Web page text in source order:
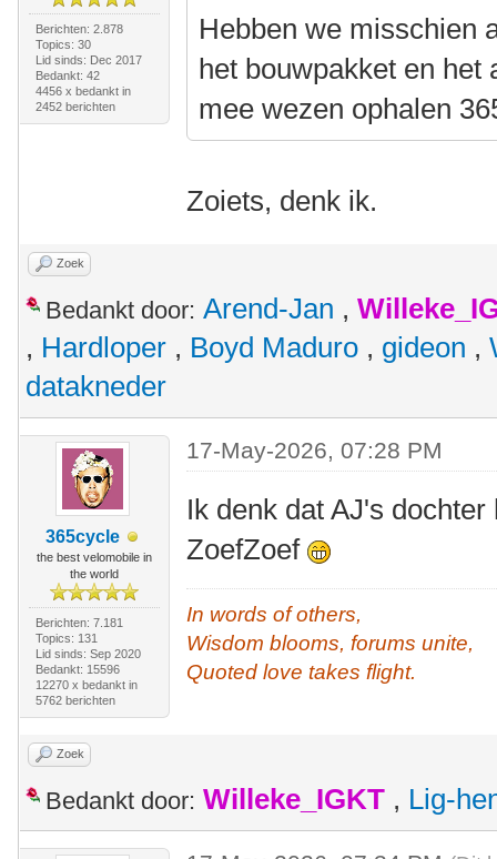
Berichten: 2.878
Topics: 30
Lid sinds: Dec 2017
Bedankt: 42
4456 x bedankt in
2452 berichten
Hebben we misschien
het bouwpakket en het
mee wezen ophalen
Zoiets, denk ik.
Zoek
Bedankt door: Arend-Jan ,
, Hardloper , Boyd Maduro , gideon ,
datakneder
365cycle
the best velomobile in
the world
Berichten: 7.181
Topics: 131
Lid sinds: Sep 2020
Bedankt: 15596
12270 x bedankt in
5762 berichten
17-May-2026, 07:28 PM
Ik denk dat AJ's
ZoefZoef
In words of others,
Wisdom blooms, forums unite,
Quoted love takes flight.
Zoek
Bedankt door: Willeke_IGKT , Lig-